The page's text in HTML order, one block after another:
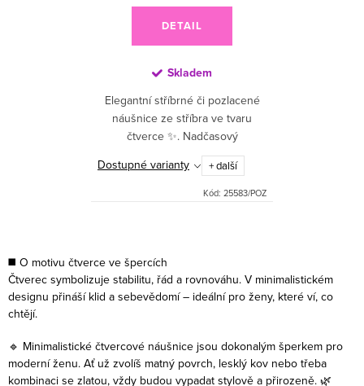
DETAIL
Skladem
Elegantní stříbrné či pozlacené
náušnice ze stříbra ve tvaru
čtverce ✨. Nadčasový
minimalistický styl, který se hodí
pro každý den. Perfektní volba
pro ženy, které milují jemné...
Dostupné varianty + další
Kód: 25583/POZ
◼️ O motivu čtverce ve špercích
Čtverec symbolizuje stabilitu, řád a rovnováhu. V minimalistickém
designu přináší klid a sebevědomí – ideální pro ženy, které ví, co
chtějí.
🔹 Minimalistické čtvercové náušnice jsou dokonalým šperkem pro
moderní ženu. Ať už zvolíš matný povrch, lesklý kov nebo třeba
kombinaci se zlatou, vždy budou vypadat stylově a přirozeně. 🌿